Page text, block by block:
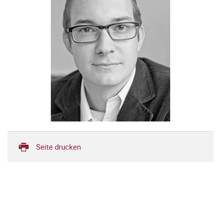
Seite drucken